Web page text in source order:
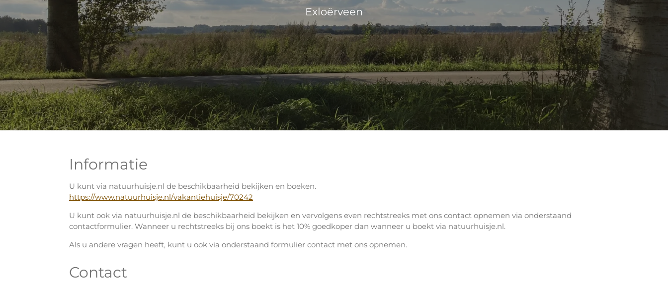
Exloërveen
Informatie
U kunt via natuurhuisje.nl de beschikbaarheid bekijken en boeken.
https://www.natuurhuisje.nl/vakantiehuisje/70242
U kunt ook via natuurhuisje.nl de beschikbaarheid bekijken en vervolgens even rechtstreeks met ons contact opnemen via onderstaand
contactformulier. Wanneer u rechtstreeks bij ons boekt is het 10% goedkoper dan wanneer u boekt via natuurhuisje.nl.
Als u andere vragen heeft, kunt u ook via onderstaand formulier contact met ons opnemen.
Contact